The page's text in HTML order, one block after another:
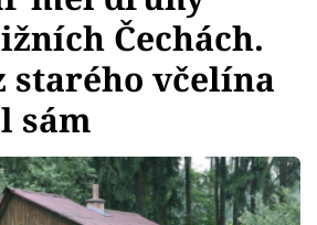
Čechách.
starého včelína
sám